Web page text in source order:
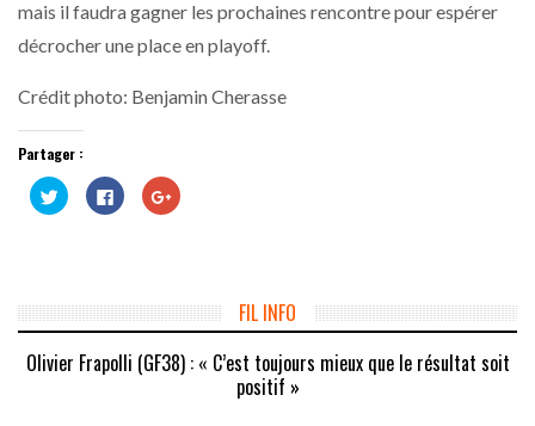
mais il faudra gagner les prochaines rencontre pour espérer
décrocher une place en playoff.
Crédit photo: Benjamin Cherasse
Partager :
Cliquez
pour
partager
fenêtre)
Cliquez
pour
partager
fenêtre)
Cliquez
pour
nouvelle
fenêtre)
FIL INFO
Olivier Frapolli (GF38) : « C’est toujours mieux que le résultat soit
positif »